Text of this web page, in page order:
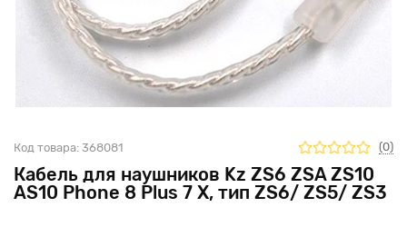
Кабель для наушников Kz ZS6 ZSA ZS10
AS10 Phone 8 Plus 7 X, тип ZS6/ ZS5/ ZS3
Код товара: 368081 (0)